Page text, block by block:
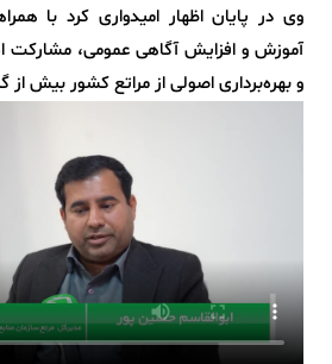
وی در پایان اظهار امیدواری کرد با
آموزش و افزایش آگاهی عمومی، مشارکت
و بهره‌برداری اصولی از مراتع کشور بیش